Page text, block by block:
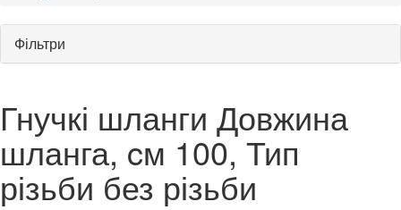
Фільтри
Гнучкі шланги Довжина
шланга, cм 100, Тип
різьби без різьби